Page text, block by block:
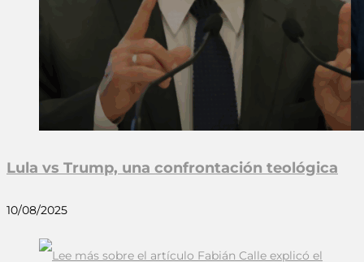
Lula vs Trump, una confrontación teológica
10/08/2025